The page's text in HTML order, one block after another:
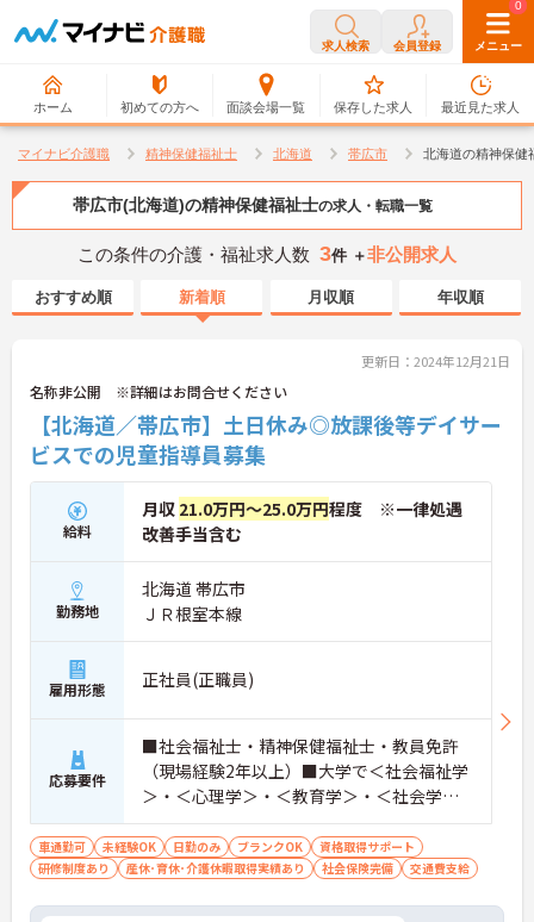
求人検索 会員登録 メニュー
ホーム 初めての方へ 面談会場一覧
0
保存した求人
0
最近見た求人
マイナビ介護職 精神保健福祉士 北海道 帯広市 北海道の精神保健
帯広市(北海道)の精神保健福祉士の求人・転職一覧
この条件の介護・福祉求人数 3件 ＋非公開求人
おすすめ順 新着順 月収順 年収順
更新日：2024年12月21日
名称非公開 ※詳細はお問合せください
【北海道／帯広市】土日休み◎放課後等デイサー
ビスでの児童指導員募集
給料
月収 21.0万円～25.0万円程度 ※一律処遇
改善手当含む
勤務地
北海道 帯広市
ＪＲ根室本線
雇用形態 正社員(正職員)
応募要件
■社会福祉士・精神保健福祉士・教員免許
（現場経験2年以上）■大学で＜社会福祉学
＞・＜心理学＞・＜教育学＞・＜社会学＞
のいずれかの単位を取得している方 ■普
通自動車免許※送迎業務必須 ※未経験・ブ
ランクのある方も歓迎
車通勤可 未経験OK 日勤のみ ブランクOK
資格取得サポート
研修制度あり
産休･育休･介護休暇取得実績あり 社会保険完備 交通費支給